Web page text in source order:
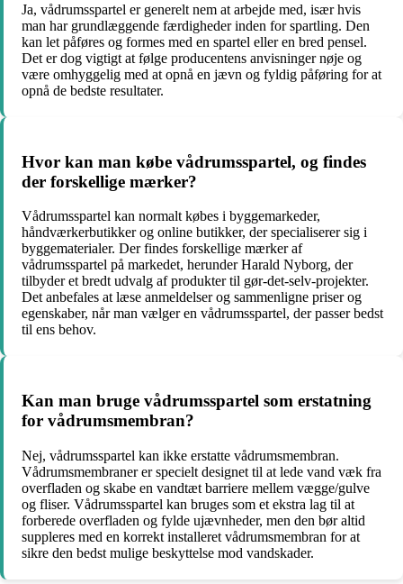
Ja, vådrumsspartel er generelt nem at arbejde med, især hvis
man har grundlæggende færdigheder inden for spartling. Den
kan let påføres og formes med en spartel eller en bred pensel.
Det er dog vigtigt at følge producentens anvisninger nøje og
være omhyggelig med at opnå en jævn og fyldig påføring for at
opnå de bedste resultater.
Hvor kan man købe vådrumsspartel, og findes
der forskellige mærker?
Vådrumsspartel kan normalt købes i byggemarkeder,
håndværkerbutikker og online butikker, der specialiserer sig i
byggematerialer. Der findes forskellige mærker af
vådrumsspartel på markedet, herunder Harald Nyborg, der
tilbyder et bredt udvalg af produkter til gør-det-selv-projekter.
Det anbefales at læse anmeldelser og sammenligne priser og
egenskaber, når man vælger en vådrumsspartel, der passer bedst
til ens behov.
Kan man bruge vådrumsspartel som erstatning
for vådrumsmembran?
Nej, vådrumsspartel kan ikke erstatte vådrumsmembran.
Vådrumsmembraner er specielt designet til at lede vand væk fra
overfladen og skabe en vandtæt barriere mellem vægge/gulve
og fliser. Vådrumsspartel kan bruges som et ekstra lag til at
forberede overfladen og fylde ujævnheder, men den bør altid
suppleres med en korrekt installeret vådrumsmembran for at
sikre den bedst mulige beskyttelse mod vandskader.